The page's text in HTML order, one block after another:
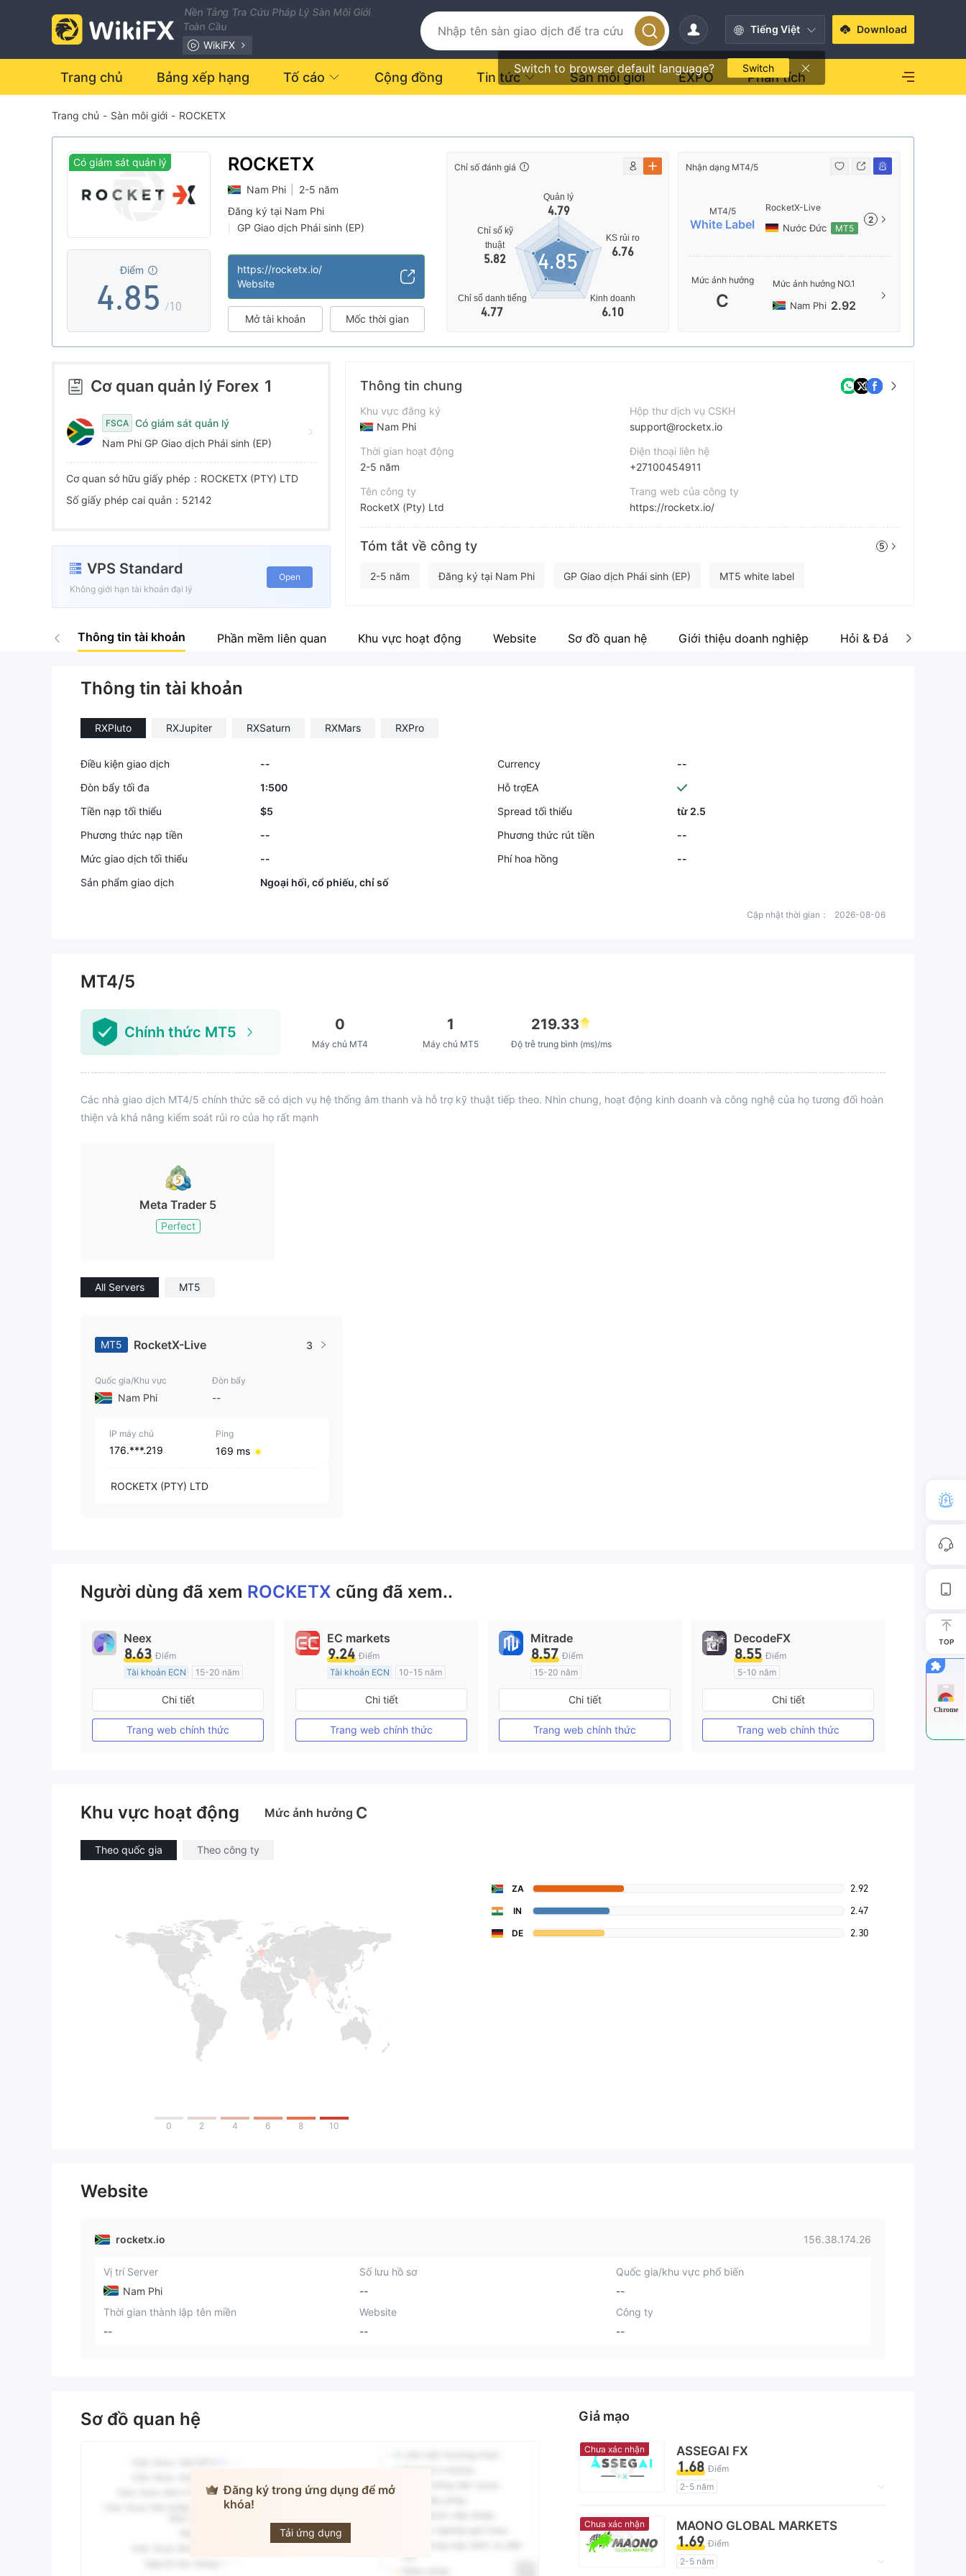
Nền Tảng Tra Cứu Pháp Lý Sàn Môi Giới
Toàn Cầu
WikiFX
Tiếng Việt
Switch to browser default language? Switch
Download
Trang chủ Bảng xếp hạng Tố cáo Cộng đồng Tin tức Sàn môi giới EXPO Phân tích
Trang chủ - Sàn môi giới - ROCKETX
Có giám sát quản lý
Điểm
0
1
2
3
4
5
6
7
8
9
.
2
3
4
5
6
7
8
9
0
1
2
3
4
5
6
7
8
9
/10
ROCKETX
Nam Phi
2-5 năm
Đăng ký tại Nam Phi
GP Giao dịch Phái sinh (EP)
https://rocketx.io/
Website
Mở tài khoản Mốc thời gian
Chỉ số đánh giá
Quản lý
4.79
Chỉ số kỹ
thuật
5.82
Chỉ số danh tiếng
4.77
Kinh doanh
6.10
KS rủi ro
6.76
4.85
Nhận dạng MT4/5
MT4/5
White Label
RocketX-Live
Nước Đức MT5
2
Mức ảnh hưởng
C
Mức ảnh hưởng NO.1
Nam Phi 2.92
Cơ quan quản lý Forex 1
FSCA Có giám sát quản lý
Nam Phi GP Giao dịch Phái sinh (EP)
Cơ quan sở hữu giấy phép：ROCKETX (PTY) LTD
Số giấy phép cai quản：52142
VPS Standard
Không giới hạn tài khoản đại lý
Open
Thông tin chung
Khu vực đăng ký
Nam Phi
Thời gian hoạt động
2-5 năm
Tên công ty
RocketX (Pty) Ltd
Viết tắt
ROCKETX
Nhân viên doanh nghiệp
Hộp thư dịch vụ CSKH
support@rocketx.io
Điện thoại liên hệ
+27100454911
Trang web của công ty
https://rocketx.io/
Địa chỉ công ty
Flexisuites, 141 Corobay Avenue, Menlyn, Gauteng 0181
Facebook
Tóm tắt về công ty 5
2-5 năm Đăng ký tại Nam Phi GP Giao dịch Phái sinh (EP) MT5 white label
Thông tin tài khoản Phần mềm liên quan Khu vực hoạt động Website Sơ đồ quan hệ Giới thiệu doanh nghiệp Hỏi & Đáp về Wiki
Thông tin tài khoản
RXPluto RXJupiter RXSaturn RXMars RXPro
Điều kiện giao dịch -- Currency
--
Đòn bẩy tối đa
1:500
Hỗ trợEA
Tiền nạp tối thiểu
$5 Spread tối thiểu
từ 2.5
Phương thức nạp tiền
-- Phương thức rút tiền
--
Mức giao dịch tối thiểu
-- Phí hoa hồng
--
Sản phẩm giao dịch
Ngoại hối, cổ phiếu, chỉ số
Cập nhật thời gian： 2026-08-06
MT4/5
Chính thức MT5 0
Máy chủ MT4
1
Máy chủ MT5
219.33
Độ trễ trung bình (ms)/ms
Các nhà giao dịch MT4/5 chính thức sẽ có dịch vụ hệ thống âm thanh và hỗ trợ kỹ thuật tiếp theo. Nhìn chung, hoạt động kinh doanh và công nghệ của họ tương đối hoàn
thiện và khả năng kiểm soát rủi ro của họ rất mạnh
Meta Trader 5
Perfect
All Servers MT5
MT5 RocketX-Live 3
Quốc gia/Khu vực
Nam Phi
Đòn bẩy
--
IP máy chủ
176.***.219
Ping
169 ms
ROCKETX (PTY) LTD
Người dùng đã xem ROCKETX cũng đã xem..
Neex
8.63 Điểm
Tài khoản ECN
15-20 năm
Đăng ký tại Nước Úc
MT4 Chính thức
Chi tiết
Trang web chính thức
EC markets
9.24 Điểm
Tài khoản ECN
10-15 năm
Đăng ký tại Nước Úc
MT4 Chính thức
Chi tiết
Trang web chính thức
Mitrade
8.57 Điểm
15-20 năm
Đăng ký tại Nước Úc
Tự tìm hiểu
Chi tiết
Trang web chính thức
DecodeFX
8.55 Điểm
5-10 năm
Đăng ký tại Nước Úc
MT4 Chính thức
Chi tiết
Trang web chính thức
Khu vực hoạt động Mức ảnh hưởng C
Theo quốc gia Theo công ty
0 2 4 6 8 10
ZA 2.92
IN 2.47
DE 2.30
Website
rocketx.io 156.38.174.26
Vị trí Server
Nam Phi
Số lưu hồ sơ
--
Quốc gia/khu vực phổ biến
--
Thời gian thành lập tên miền
--
Website
--
Công ty
--
Sơ đồ quan hệ
Đăng ký trong ứng dụng để mở
khóa!
Tải ứng dụng
Giả mạo
Chưa xác nhận ASSEGAI FX
1.68 Điểm
2-5 năm
Lĩnh vực nghiệp vụ đáng ngờ
Nguy cơ rủi ro cao
Chưa xác nhận MAONO GLOBAL MARKETS
1.69 Điểm
2-5 năm
TOP
Chrome